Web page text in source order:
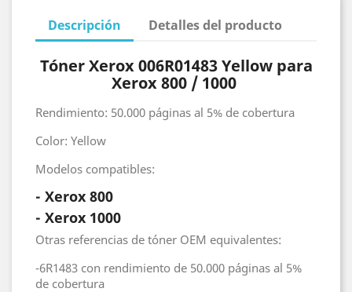
Descripción Detalles del producto
Tóner Xerox 006R01483 Yellow para
Xerox 800 / 1000
Rendimiento: 50.000 páginas al 5% de cobertura
Color: Yellow
Modelos compatibles:
- Xerox 800
- Xerox 1000
Otras referencias de tóner OEM equivalentes:
-6R1483 con rendimiento de 50.000 páginas al 5%
de cobertura